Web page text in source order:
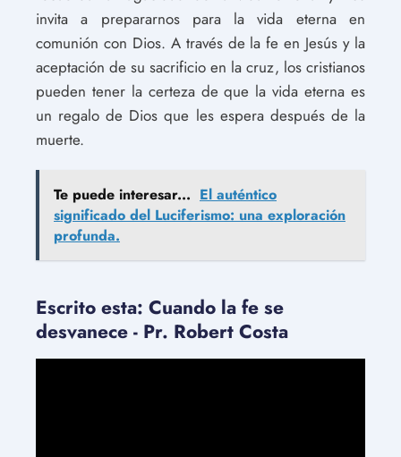
invita a prepararnos para la vida eterna en
comunión con Dios. A través de la fe en Jesús y la
aceptación de su sacrificio en la cruz, los cristianos
pueden tener la certeza de que la vida eterna es
un regalo de Dios que les espera después de la
muerte.
Te puede interesar... El auténtico
significado del Luciferismo: una exploración
profunda.
Escrito esta: Cuando la fe se
desvanece - Pr. Robert Costa